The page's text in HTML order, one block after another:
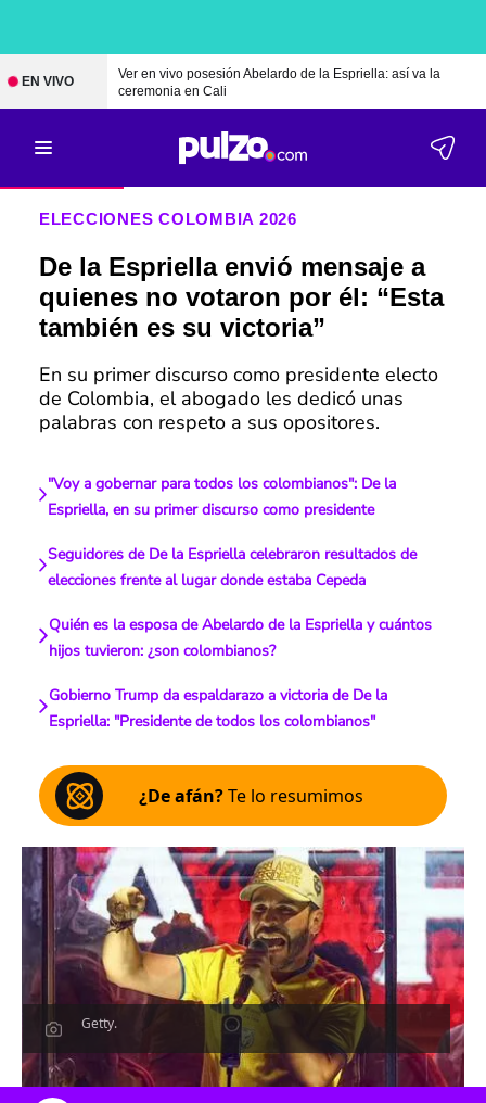
EN VIVO
Ver en vivo posesión Abelardo de la Espriella: así va la
ceremonia en Cali
ELECCIONES COLOMBIA 2026
De la Espriella envió mensaje a
quienes no votaron por él: “Esta
también es su victoria”
En su primer discurso como presidente electo
de Colombia, el abogado les dedicó unas
palabras con respeto a sus opositores.
"Voy a gobernar para todos los colombianos": De la
Espriella, en su primer discurso como presidente
Seguidores de De la Espriella celebraron resultados de
elecciones frente al lugar donde estaba Cepeda
Quién es la esposa de Abelardo de la Espriella y cuántos
hijos tuvieron: ¿son colombianos?
Gobierno Trump da espaldarazo a victoria de De la
Espriella: "Presidente de todos los colombianos"
¿De afán?Te lo resumimos
Getty.
Escucha el artículo